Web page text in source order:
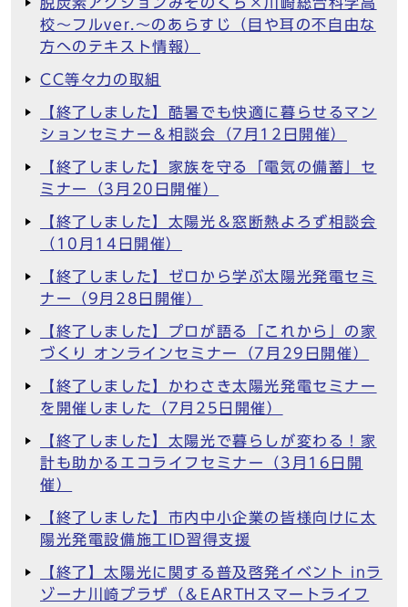
校～フルver.～のあらすじ（目や耳の不自由な
方へのテキスト情報）
CC等々力の取組
【終了しました】酷暑でも快適に暮らせるマン
ションセミナー＆相談会（7月12日開催）
【終了しました】家族を守る「電気の備蓄」セ
ミナー（3月20日開催）
【終了しました】太陽光＆窓断熱よろず相談会
（10月14日開催）
【終了しました】ゼロから学ぶ太陽光発電セミ
ナー（9月28日開催）
【終了しました】プロが語る「これから」の家
づくり オンラインセミナー（7月29日開催）
【終了しました】かわさき太陽光発電セミナー
を開催しました（7月25日開催）
【終了しました】太陽光で暮らしが変わる！家
計も助かるエコライフセミナー（3月16日開
催）
【終了しました】市内中小企業の皆様向けに太
陽光発電設備施工ID習得支援
【終了】太陽光に関する普及啓発イベント inラ
ゾーナ川崎プラザ（＆EARTHスマートライフ